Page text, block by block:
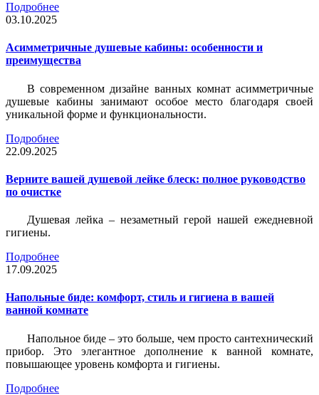
Подробнее
03.10.2025
Асимметричные душевые кабины: особенности и
преимущества
В современном дизайне ванных комнат асимметричные
душевые кабины занимают особое место благодаря своей
уникальной форме и функциональности.
Подробнее
22.09.2025
Верните вашей душевой лейке блеск: полное руководство
по очистке
Душевая лейка – незаметный герой нашей ежедневной
гигиены.
Подробнее
17.09.2025
Напольные биде: комфорт, стиль и гигиена в вашей
ванной комнате
Напольное биде – это больше, чем просто сантехнический
прибор. Это элегантное дополнение к ванной комнате,
повышающее уровень комфорта и гигиены.
Подробнее